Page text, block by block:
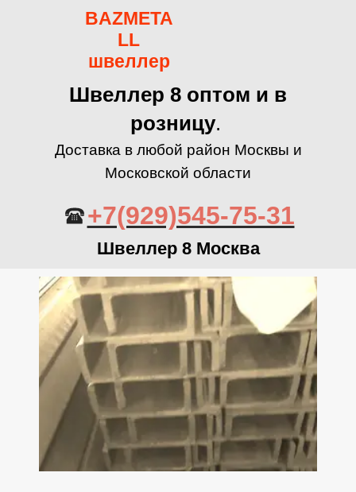
BAZMETA
LL
швеллер
Швеллер 8 оптом и в
розницу.
Доставка в любой район Москвы и
Московской области
+7(929)545-75-31
Швеллер 8 Москва